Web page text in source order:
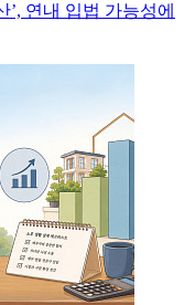
’, 연내 입법 가능성에